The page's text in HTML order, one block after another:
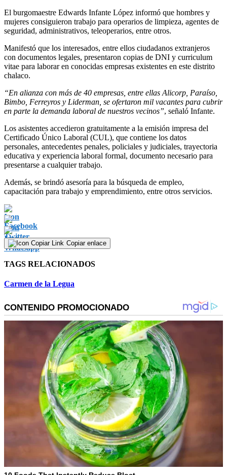
El burgomaestre Edwards Infante López informó que hombres y
mujeres consiguieron trabajo para operarios de limpieza, agentes de
seguridad, administrativos, teleoperarios, entre otros.
Manifestó que los interesados, entre ellos ciudadanos extranjeros
con documentos legales, presentaron copias de DNI y curriculum
vitae para laborar en conocidas empresas existentes en este distrito
chalaco.
“En alianza con más de 40 empresas, entre ellas Alicorp, Paraíso,
Bimbo, Ferreyros y Liderman, se ofertaron mil vacantes para cubrir
en parte la demanda laboral de nuestros vecinos”, señaló Infante.
Los asistentes accedieron gratuitamente a la emisión impresa del
Certificado Único Laboral (CUL), que contiene los datos
personales, antecedentes penales, policiales y judiciales, trayectoria
educativa y experiencia laboral formal, documento necesario para
presentarse a cualquier trabajo.
Además, se brindó asesoría para la búsqueda de empleo,
capacitación para trabajo y emprendimiento, entre otros servicios.
Copiar enlace
TAGS RELACIONADOS
Carmen de la Legua